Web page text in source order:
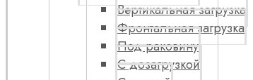
Вертикальная загрузка
Фронтальная загрузка
Под раковину
С дозагрузкой